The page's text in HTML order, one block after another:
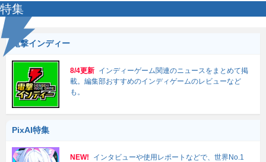
特集
電撃インディー
8/4更新 インディーゲーム関連のニュースをまとめて掲
載。編集部おすすめのインディゲームのレビューなど
も。
PixAI特集
NEW!
インタビューや使用レポートなどで、世界No.1